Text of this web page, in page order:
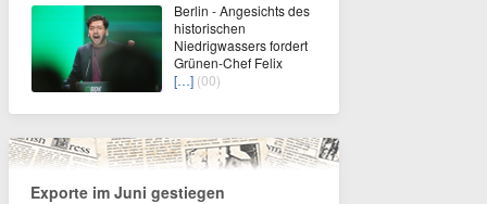
Berlin - Angesichts des
historischen
Niedrigwassers fordert
Grünen-Chef Felix
[…] (00)
Exporte im Juni gestiegen